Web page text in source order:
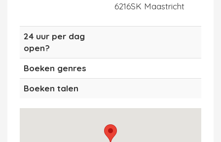
6216SK Maastricht
24 uur per dag
open?
Boeken genres
Boeken talen